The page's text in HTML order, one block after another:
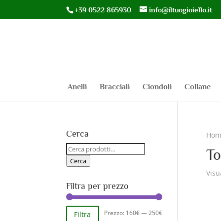
+39 0522 865930 info@iltuogioiello.it
Anelli Bracciali Ciondoli Collane
Cerca
Cerca:
Cerca
Filtra per prezzo
Prezzo
Prezzo
Filtra Prezzo: 160€—250€